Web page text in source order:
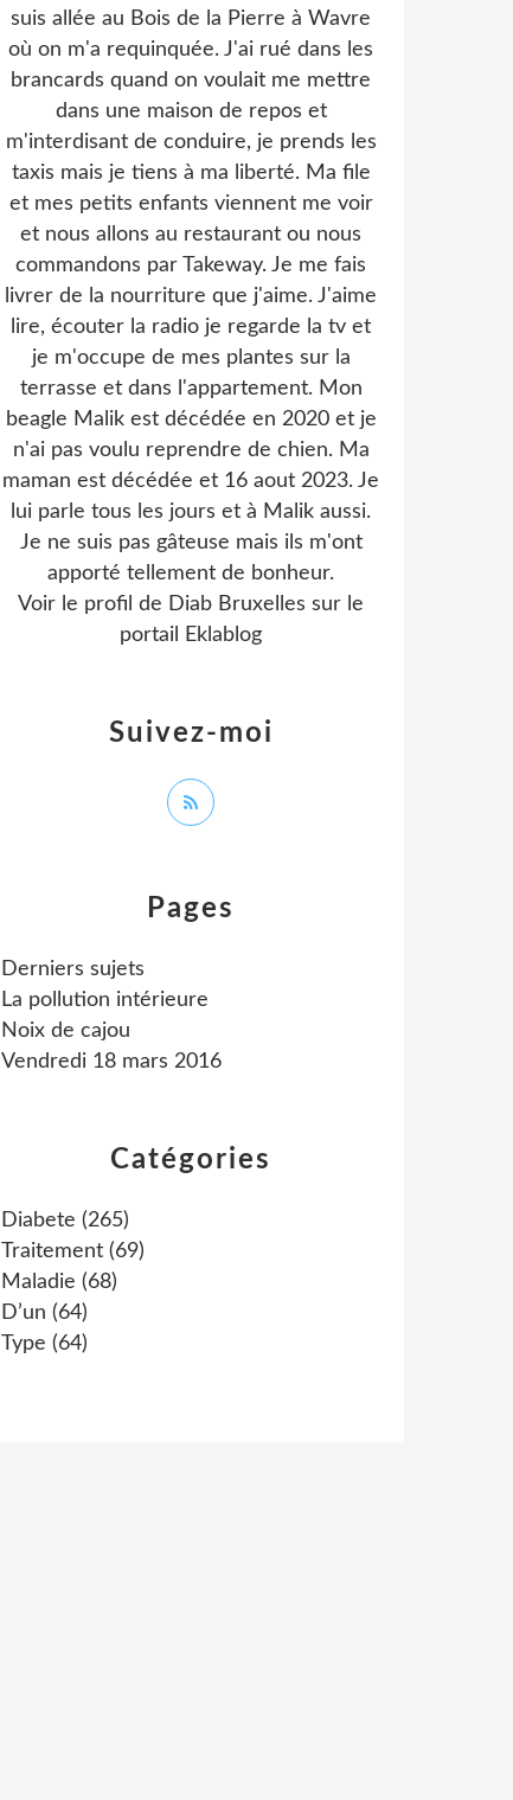
Catégories
Diabete (265)
Traitement (69)
Maladie (68)
D’un (64)
Type (64)
Pages
Derniers sujets
La pollution intérieure
Noix de cajou
Vendredi 18 mars 2016
Suivez-moi
suis allée au Bois de la Pierre à Wavre
où on m'a requinquée. J'ai rué dans les
brancards quand on voulait me mettre
dans une maison de repos et
m'interdisant de conduire, je prends les
taxis mais je tiens à ma liberté. Ma file
et mes petits enfants viennent me voir
et nous allons au restaurant ou nous
commandons par Takeway. Je me fais
livrer de la nourriture que j'aime. J'aime
lire, écouter la radio je regarde la tv et
je m'occupe de mes plantes sur la
terrasse et dans l'appartement. Mon
beagle Malik est décédée en 2020 et je
n'ai pas voulu reprendre de chien. Ma
maman est décédée et 16 aout 2023. Je
lui parle tous les jours et à Malik aussi.
Je ne suis pas gâteuse mais ils m'ont
apporté tellement de bonheur.
Voir le profil de Diab Bruxelles sur le
portail Eklablog